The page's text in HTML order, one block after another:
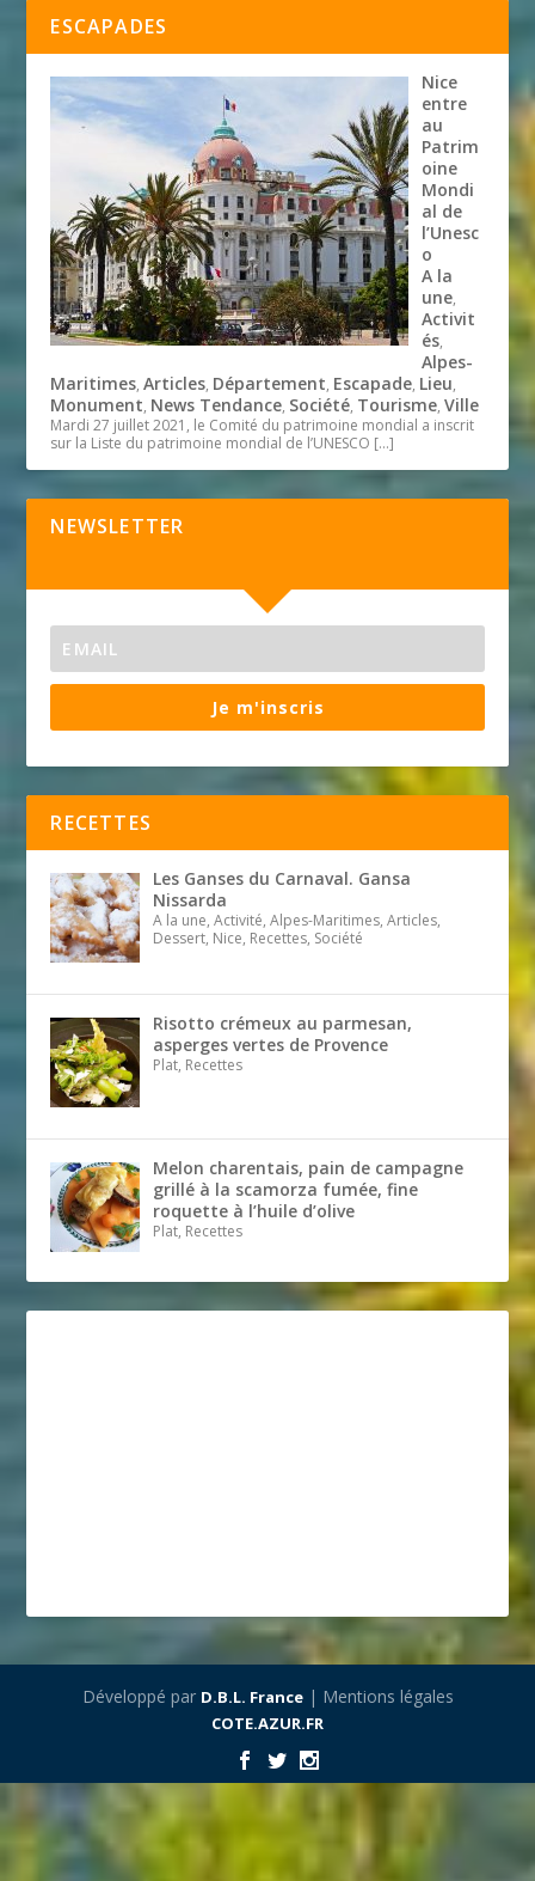
ESCAPADES
Nice
entre
au
Patrim
oine
Mondi
al de
l’Unesc
o
A la
une,
Activit
és,
Alpes-
Maritimes,Articles, Département, Escapade, Lieu,
Monument, News Tendance, Société, Tourisme,Ville
Mardi 27 juillet 2021, le Comité du patrimoine mondial a inscrit
sur la Liste du patrimoine mondial de l’UNESCO […]
NEWSLETTER
Je m'inscris
RECETTES
Les Ganses du Carnaval. Gansa
Nissarda
A la une, Activité, Alpes-Maritimes, Articles,
Dessert, Nice, Recettes, Société
Risotto crémeux au parmesan,
asperges vertes de Provence
Plat, Recettes
Melon charentais, pain de campagne
grillé à la scamorza fumée, fine
roquette à l’huile d’olive
Plat, Recettes
Développé par D.B.L. France| Mentions légales
COTE.AZUR.FR